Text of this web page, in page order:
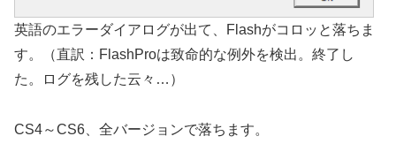
英語のエラーダイアログが出て、Flashがコロッと落ちま
す。（直訳：FlashProは致命的な例外を検出。終了し
た。ログを残した云々…）
CS4～CS6、全バージョンで落ちます。